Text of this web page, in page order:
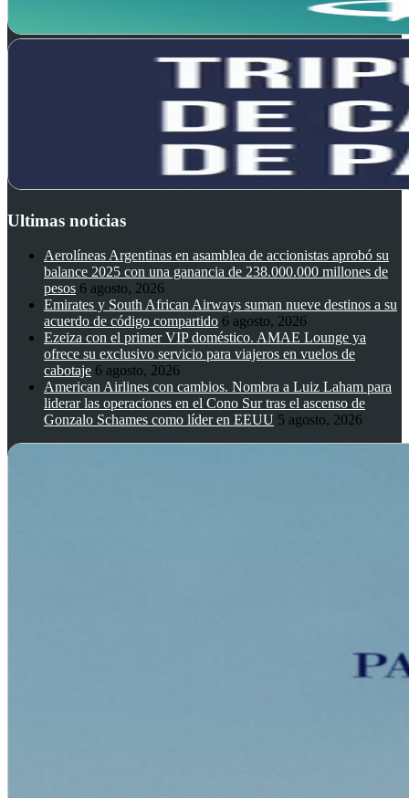
Ultimas noticias
Aerolíneas Argentinas en asamblea de accionistas aprobó su
balance 2025 con una ganancia de 238.000.000 millones de
pesos 6 agosto, 2026
Emirates y South African Airways suman nueve destinos a su
acuerdo de código compartido 6 agosto, 2026
Ezeiza con el primer VIP doméstico. AMAE Lounge ya
ofrece su exclusivo servicio para viajeros en vuelos de
cabotaje 6 agosto, 2026
American Airlines con cambios. Nombra a Luiz Laham para
liderar las operaciones en el Cono Sur tras el ascenso de
Gonzalo Schames como líder en EEUU 5 agosto, 2026